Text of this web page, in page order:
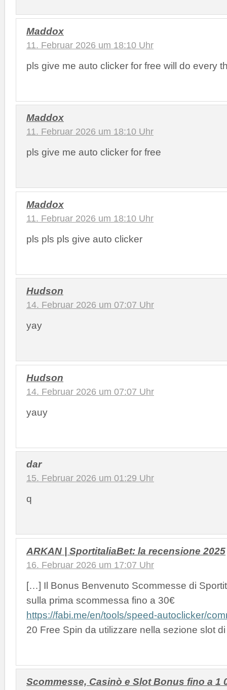
Maddox
11. Februar 2026 um 18:10 Uhr
pls give me auto clicker for free will do every
Maddox
11. Februar 2026 um 18:10 Uhr
pls give me auto clicker for free
Maddox
11. Februar 2026 um 18:10 Uhr
pls pls pls give auto clicker
Hudson
14. Februar 2026 um 07:07 Uhr
yay
Hudson
14. Februar 2026 um 07:07 Uhr
yauy
dar
15. Februar 2026 um 01:29 Uhr
q
ARKAN | SportitaliaBet: la recensione 2025
16. Februar 2026 um 17:07 Uhr
[…] Il Bonus Benvenuto Scommesse di
sulla prima scommessa fino a 30€
https://fabi.me/en/tools/speed-autoclicker/
20 Free Spin da utilizzare nella sezione slot
Scommesse, Casinò e Slot Bonus fino a 1